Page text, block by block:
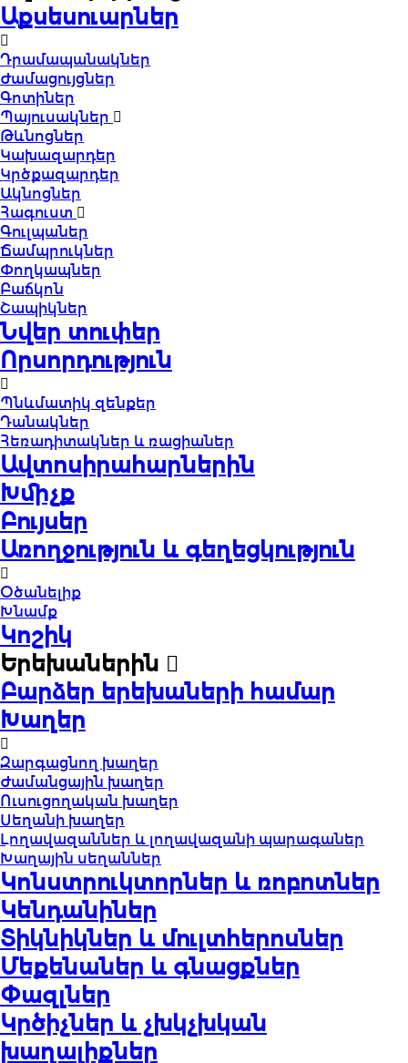
Աքսեսուարներ
Դրամապանակներ
Ժամացույցներ
Գոտիներ
Պայուսակներ
Թևնոցներ
Կախազարդեր
Կրծքազարդեր
Ակնոցներ
Հագուստ
Գուլպաներ
Ճամպրուկներ
Փողկապներ
Բաճկոն
Շապիկներ
Նվեր տուփեր
Որսորդություն
Պնևմատիկ զենքեր
Դանակներ
Հեռադիտակներ և ռացիաներ
Ավտոսիրահարներին
Խմիչք
Բույսեր
Առողջություն և գեղեցկություն
Օծանելիք
Խնամք
Կոշիկ
Երեխաներին
Բարձեր երեխաների համար
Խաղեր
Զարգացնող խաղեր
Ժամանցային խաղեր
Ուսուցողական խաղեր
Սեղանի խաղեր
Լողավազաններ և լողավազանի պարագաներ
Խաղային սեղաններ
Կոնստրուկտորներ և ռոբոտներ
Կենդանիներ
Տիկնիկներ և մուլտհերոսներ
Մեքենաներ և գնացքներ
Փազլներ
Կրծիչներ և չխկչխկան
խաղալիքներ